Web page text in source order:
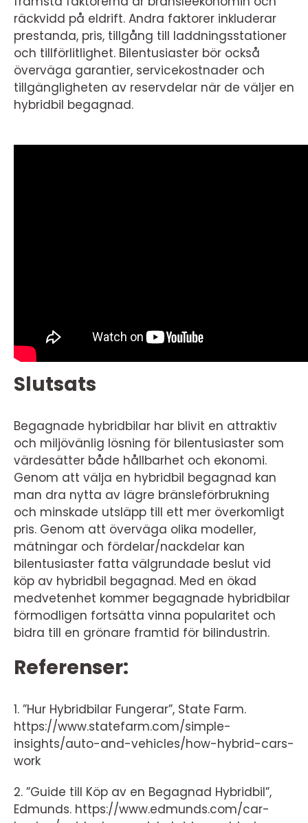
räckvidd på eldrift. Andra faktorer inkluderar
prestanda, pris, tillgång till laddningsstationer
och tillförlitlighet. Bilentusiaster bör också
överväga garantier, servicekostnader och
tillgängligheten av reservdelar när de väljer en
hybridbil begagnad.
Slutsats
Begagnade hybridbilar har blivit en attraktiv
och miljövänlig lösning för bilentusiaster som
värdesätter både hållbarhet och ekonomi.
Genom att välja en hybridbil begagnad kan
man dra nytta av lägre bränsleförbrukning
och minskade utsläpp till ett mer överkomligt
pris. Genom att överväga olika modeller,
mätningar och fördelar/nackdelar kan
bilentusiaster fatta välgrundade beslut vid
köp av hybridbil begagnad. Med en ökad
medvetenhet kommer begagnade hybridbilar
förmodligen fortsätta vinna popularitet och
bidra till en grönare framtid för bilindustrin.
Referenser:
1. ”Hur Hybridbilar Fungerar”, State Farm.
https://www.statefarm.com/simple-
insights/auto-and-vehicles/how-hybrid-cars-
work
2. ”Guide till Köp av en Begagnad Hybridbil”,
Edmunds. https://www.edmunds.com/car-